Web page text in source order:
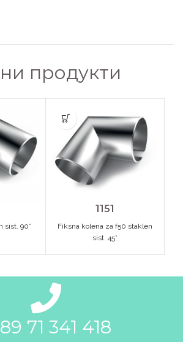
продукти
sist. 90*
1151
Fiksna kolena za f50 staklen
sist. 45*
71 341 418